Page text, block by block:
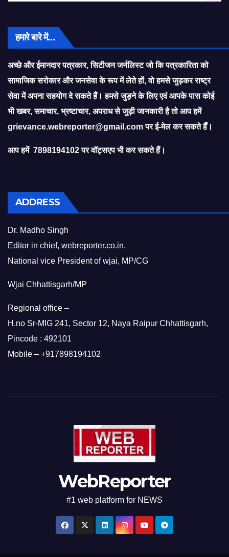
हमारे बारे में…
अच्छे और ईमानदार पत्रकार, सिटीजन जर्नलिस्ट जो कि पत्रकारिता को
सामाजिक सरोकार और जनसेवा के रूप में लेते हों, वो हमसे जुड़कर राष्ट्र
सेवा में अपना सहयोग दे सकते हैं। हमसे जुड़ने के लिए एवं आपके पास कोई
भी खबर, समाचार, भ्रष्टाचार, अपराध से जुड़ी जानकारी है तो आप हमें
grievance.webreporter@gmail.comपर ई-मेल कर सकते हैँ।
आप हमें 7898194102 पर वॉट्सएप भी कर सकते हैं।
ADDRESS
Dr. Madho Singh
Editor in chief, webreporter.co.in,
National vice President of wjai, MP/CG
Wjai Chhattisgarh/MP
Regional office –
H.no Sr-MIG 241, Sector 12, Naya Raipur Chhattisgarh,
Pincode : 492101
Mobile – +917898194102
WebReporter
#1 web platform for NEWS